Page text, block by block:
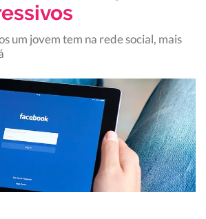
um jovem tem na rede social, mais